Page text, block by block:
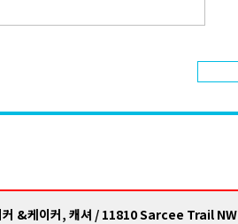
커 &케이커, 캐셔 / 11810 Sarcee Trail NW